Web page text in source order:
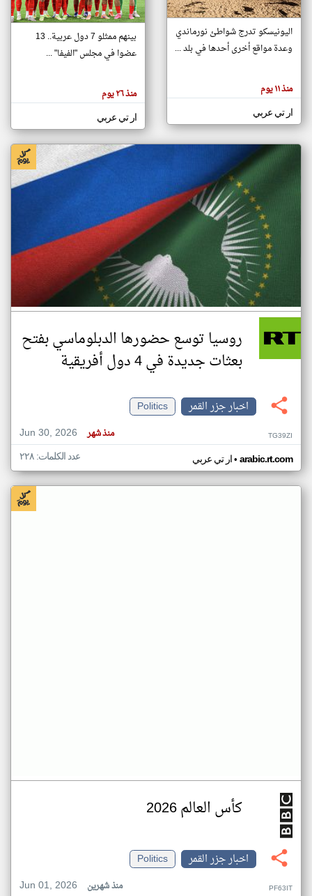
تغيير الدولة
اخبار جزر القمر على مدار الساعة
أهم اخبار جزر القمر العاجلة والمباشرة
هنا عن
وجهة
كاتبيها.
اليونيسكو تدرج شواطئ نورماندي
وعدة مواقع أخرى أحدها في بلد ...
منذ ١١ يوم
ار تي عربي
بينهم ممثلو 7 دول عربية.. 13
عضوا في مجلس "الفيفا" ...
منذ ٢٦ يوم
ار تي عربي
روسيا توسع حضورها الدبلوماسي بفتح
بعثات جديدة في 4 دول أفريقية
اخبار جزر القمر
Politics
Jun 30, 2026
منذ شهر TG39ZI
ار تي عربي• arabic.rt.com عدد الكلمات: ٢٢٨
كأس العالم 2026
اخبار جزر القمر
Politics
Jun 01, 2026
منذ شهرين PF63IT
klyoum.com